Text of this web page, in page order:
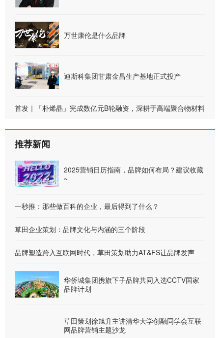
万世康伦是什么品牌
迪斯科集团甘肃金昌生产基地正式投产
首发｜「朴烯晶」完成数亿元B轮融资，深耕于高端聚合物材料
推荐新闻
2025营销日历指南，品牌如何布局？建议收藏
~
一秒推：那些做百科的企业，最后得到了什么？
草田企业策划：品牌文化与内涵的三个阶段
品牌塑造跨入互联网时代，草田策划助力AT&FS让品牌发声
华侨城集团携旗下子品牌共同入选CCTV国家
品牌计划
草田策划徐旭升主讲清华大学创融同学会互联
网品牌营销主题沙龙